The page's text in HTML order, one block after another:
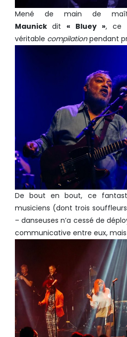
Mené de main de
Maunick dit « Bluey », ce
véritable compilationpendant
De bout en bout, ce
musiciens (dont trois
– danseuses n’a cessé de
communicative entre eux,